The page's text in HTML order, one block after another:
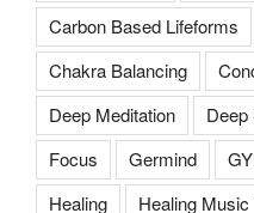
Carbon Based Lifeforms
Chakra Balancing
Deep Meditation
Deep
Focus
Germind
Healing
Healing